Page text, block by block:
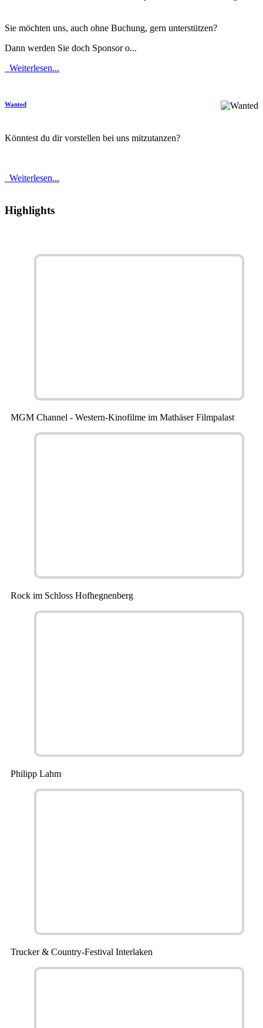
Sie möchten uns, auch ohne Buchung, gern unterstützen?
Dann werden Sie doch Sponsor o...
Weiterlesen...
Wanted
Könntest du dir vorstellen bei uns mitzutanzen?
Weiterlesen...
Highlights
MGM Channel - Western-Kinofilme im Mathäser Filmpalast
Rock im Schloss Hofhegnenberg
Philipp Lahm
Trucker & Country-Festival Interlaken